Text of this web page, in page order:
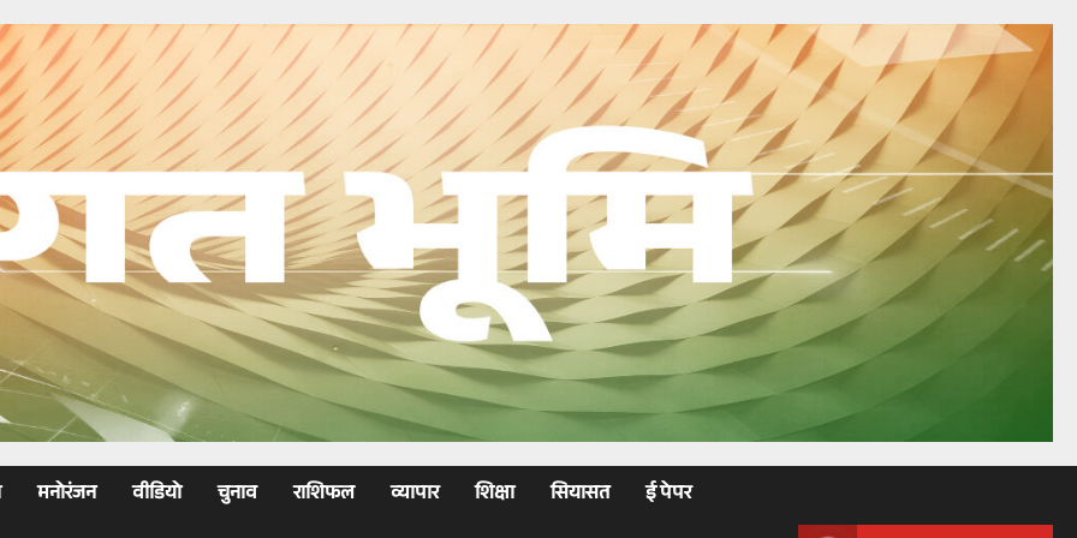
मनोरंजन वीडियो चुनाव राशिफल व्यापार शिक्षा सियासत
ई पेपर